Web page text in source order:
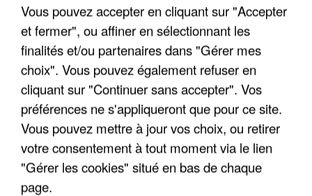
APRÈS TOUTES CES CANICULES, LES REFUGES
DE FAUNE SAUVAGE SONT...
Vous pouvez accepter en cliquant sur "Accepter
et fermer", ou affiner en sélectionnant les
finalités et/ou partenaires dans "Gérer mes
choix". Vous pouvez également refuser en
cliquant sur "Continuer sans accepter". Vos
préférences ne s'appliqueront que pour ce site.
Vous pouvez mettre à jour vos choix, ou retirer
votre consentement à tout moment via le lien
"Gérer les cookies" situé en bas de chaque
page.